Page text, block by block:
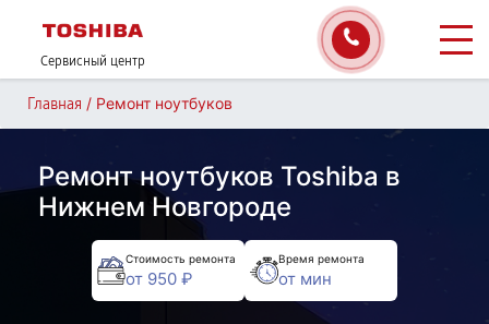
Сервисный центр
Главная / Ремонт ноутбуков
Ремонт ноутбуков Toshiba в
Нижнем Новгороде
Стоимость ремонта
от 950 ₽
Время ремонта
от мин